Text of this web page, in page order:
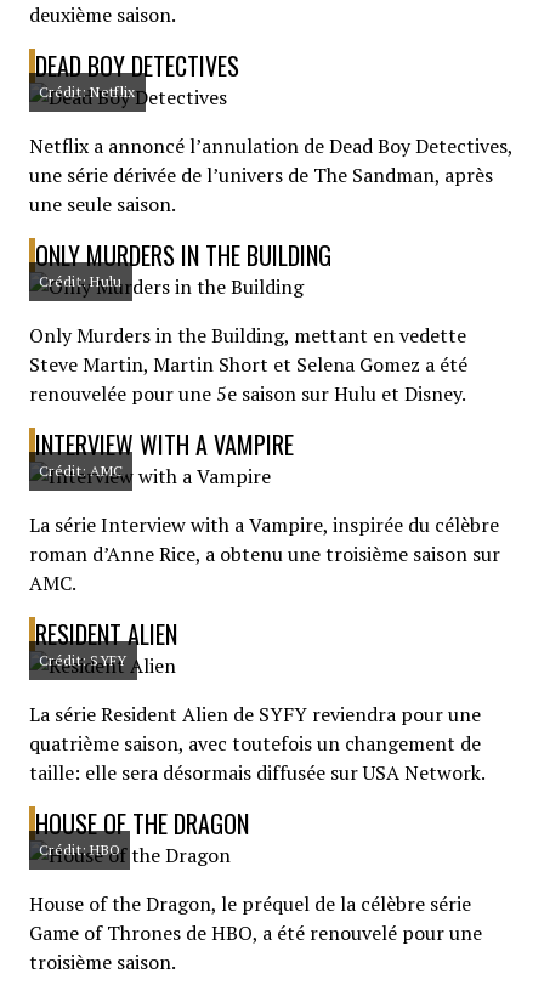
deuxième saison.
DEAD BOY DETECTIVES
Crédit: Netflix
Netflix a annoncé l’annulation de Dead Boy Detectives,
une série dérivée de l’univers de The Sandman, après
une seule saison.
ONLY MURDERS IN THE BUILDING
Crédit: Hulu
Only Murders in the Building, mettant en vedette
Steve Martin, Martin Short et Selena Gomez a été
renouvelée pour une 5e saison sur Hulu et Disney.
INTERVIEW WITH A VAMPIRE
Crédit: AMC
La série Interview with a Vampire, inspirée du célèbre
roman d’Anne Rice, a obtenu une troisième saison sur
AMC.
RESIDENT ALIEN
Crédit: SYFY
La série Resident Alien de SYFY reviendra pour une
quatrième saison, avec toutefois un changement de
taille: elle sera désormais diffusée sur USA Network.
HOUSE OF THE DRAGON
Crédit: HBO
House of the Dragon, le préquel de la célèbre série
Game of Thrones de HBO, a été renouvelé pour une
troisième saison.